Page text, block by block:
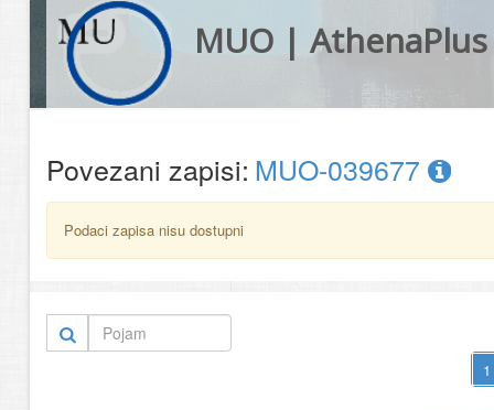
MUO | AthenaPlus
Povezani zapisi: MUO-039677
Podaci zapisa nisu dostupni